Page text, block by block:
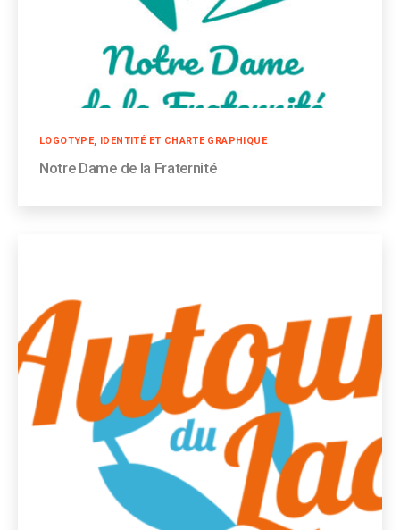
Catégories
LOGOTYPE, IDENTITÉ ET CHARTE GRAPHIQUE
Notre Dame de la Fraternité